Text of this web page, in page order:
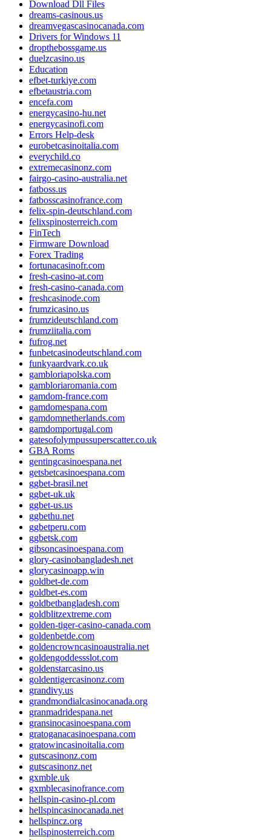
Download Dll Files
dreams-casinous.us
dreamvegascasinocanada.com
Drivers for Windows 11
dropthebossgame.us
duelzcasino.us
Education
efbet-turkiye.com
efbetaustria.com
encefa.com
energycasino-hu.net
energycasinofi.com
Errors Help-desk
eurobetcasinoitalia.com
everychild.co
extremecasinonz.com
fairgo-casino-australia.net
fatboss.us
fatbosscasinofrance.com
felix-spin-deutschland.com
felixspinosterreich.com
FinTech
Firmware Download
Forex Trading
fortunacasinofr.com
fresh-casino-at.com
fresh-casino-canada.com
freshcasinode.com
frumzicasino.us
frumzideutschland.com
frumziitalia.com
fufrog.net
funbetcasinodeutschland.com
funkyaardvark.co.uk
gambloriapolska.com
gambloriaromania.com
gamdom-france.com
gamdomespana.com
gamdomnetherlands.com
gamdomportugal.com
gatesofolympussuperscatter.co.uk
GBA Roms
gentingcasinoespana.net
getsbetcasinoespana.com
ggbet-brasil.net
ggbet-uk.uk
ggbet-us.us
ggbethu.net
ggbetperu.com
ggbetsk.com
gibsoncasinoespana.com
glory-casinobangladesh.net
glorycasinoapp.win
goldbet-de.com
goldbet-es.com
goldbetbangladesh.com
goldblitzextreme.com
golden-tiger-casino-canada.com
goldenbetde.com
goldencrowncasinoaustralia.net
goldengoddessslot.com
goldenstarcasino.us
goldentigercasinonz.com
grandivy.us
grandmondialcasinocanada.org
granmadridespana.net
gransinocasinoespana.com
gratoganacasinoespana.com
gratowincasinoitalia.com
gutscasinonz.com
gutscasinonz.net
gxmble.uk
gxmblecasinofrance.com
hellspin-casino-pl.com
hellspincasinocanada.net
hellspincz.org
hellspinosterreich.com